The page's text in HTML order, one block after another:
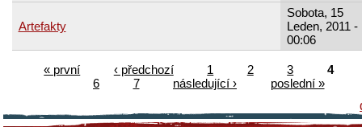
Artefakty
Sobota, 15
Leden, 2011 -
00:06
« první ‹ předchozí 1 2 3
4
6
7 následující ›
poslední »